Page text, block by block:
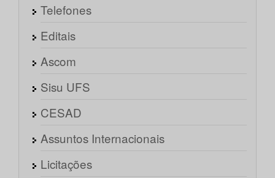
Telefones
Editais
Ascom
Sisu UFS
CESAD
Assuntos Internacionais
Licitações